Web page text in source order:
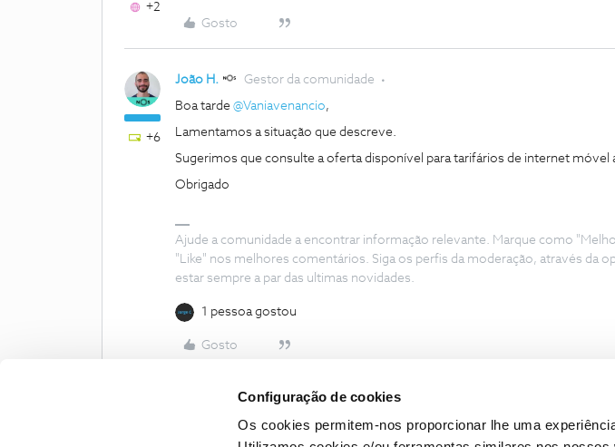
Configuração de cookies
Os cookies permitem-nos proporcionar lhe uma
+2
Gosto
+6
João H. Gestor da comunidade
Boa tarde @Vaniavenancio,
Lamentamos a situação que descreve.
Sugerimos que consulte a oferta disponível para tarifários de internet móvel
Obrigado
Ajude a comunidade a encontrar informação relevante. Marque como
"Like" nos melhores comentários. Siga os perfis da moderação, através da
estar sempre a par das ultimas novidades.
1 pessoa gostou
Gosto